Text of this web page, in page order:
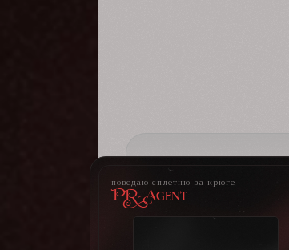
поведаю сплетню за крюге
PR-Agent